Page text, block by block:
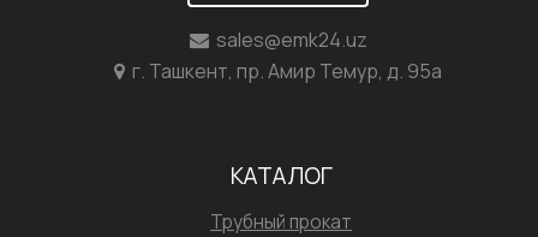
sales@emk24.uz
г. Ташкент, пр. Амир Темур, д. 95а
КАТАЛОГ
Трубный прокат